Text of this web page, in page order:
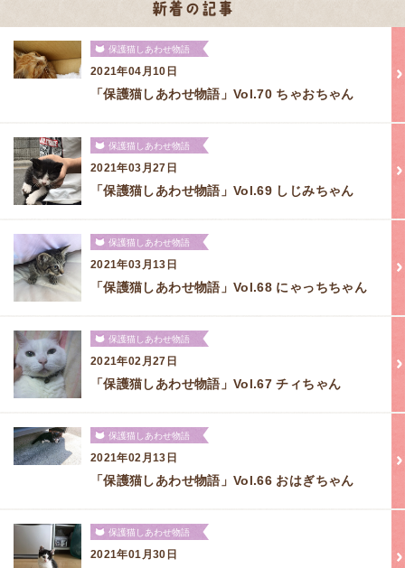
保護猫しあわせ物語
2021年04月10日
「保護猫しあわせ物語」Vol.70 ちゃおちゃん
保護猫しあわせ物語
2021年03月27日
「保護猫しあわせ物語」Vol.69 しじみちゃん
保護猫しあわせ物語
2021年03月13日
「保護猫しあわせ物語」Vol.68 にゃっちちゃん
保護猫しあわせ物語
2021年02月27日
「保護猫しあわせ物語」Vol.67 チィちゃん
保護猫しあわせ物語
2021年02月13日
「保護猫しあわせ物語」Vol.66 おはぎちゃん
保護猫しあわせ物語
2021年01月30日